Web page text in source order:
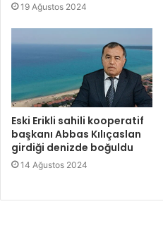
19 Ağustos 2024
Eski Erikli sahili kooperatif
başkanı Abbas Kılıçaslan
girdiği denizde boğuldu
14 Ağustos 2024